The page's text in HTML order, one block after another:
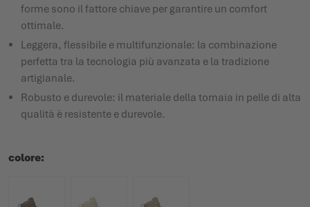
forme sono il fattore chiave per garantire un comfort
ottimale.
Leggera, flessibile e multifunzionale: la combinazione
perfetta tra la tecnologia più avanzata e la tradizione
artigianale.
Robusto e durevole: il materiale della tomaia in pelle di alta
qualità è resistente e durevole.
colore